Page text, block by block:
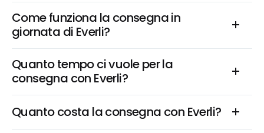
Come funziona la consegna in
giornata di Everli?
Quanto tempo ci vuole per la
consegna con Everli?
Quanto costa la consegna con Everli?